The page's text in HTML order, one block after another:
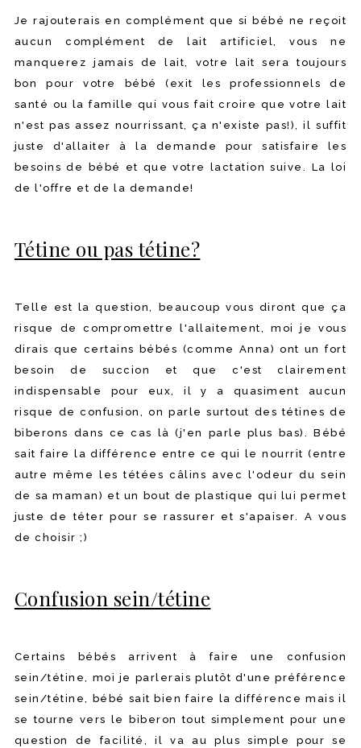
Je rajouterais en complément que si bébé ne reçoit
aucun complément de lait artificiel, vous ne
manquerez jamais de lait, votre lait sera toujours
bon pour votre bébé (exit les professionnels de
santé ou la famille qui vous fait croire que votre lait
n'est pas assez nourrissant, ça n'existe pas!), il suffit
juste d'allaiter à la demande pour satisfaire les
besoins de bébé et que votre lactation suive. La loi
de l'offre et de la demande!
Tétine ou pas tétine?
Telle est la question, beaucoup vous diront que ça
risque de compromettre l'allaitement, moi je vous
dirais que certains bébés (comme Anna) ont un fort
besoin de succion et que c'est clairement
indispensable pour eux, il y a quasiment aucun
risque de confusion, on parle surtout des tétines de
biberons dans ce cas là (j'en parle plus bas). Bébé
sait faire la différence entre ce qui le nourrit (entre
autre même les tétées câlins avec l'odeur du sein
de sa maman) et un bout de plastique qui lui permet
juste de téter pour se rassurer et s'apaiser. A vous
de choisir ;)
Confusion sein/tétine
Certains bébés arrivent à faire une confusion
sein/tétine, moi je parlerais plutôt d'une préférence
sein/tétine, bébé sait bien faire la différence mais il
se tourne vers le biberon tout simplement pour une
question de facilité, il va au plus simple pour se